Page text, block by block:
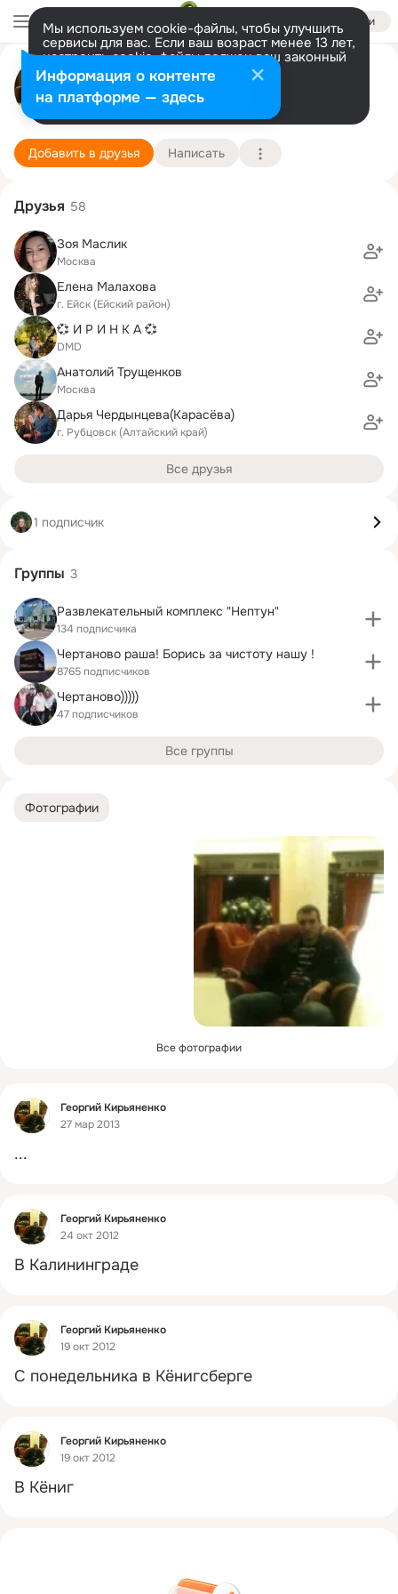
Войти
Мы используем cookie-файлы, чтобы улучшить
сервисы для вас. Если ваш возраст менее 13 лет,
настроить cookie-файлы должен ваш законный
представитель. Больше информации
Разрешить все Настроить
Георгий Кирьяненко
Москва
1 января (25 лет)
Московский приборостроительный техникум
Подробнее
Добавить в друзья Написать
Фотографии
Все фотографии
Фид
Георгий Кирьяненко
27 мар 2013
...
Фид
Георгий Кирьяненко
24 окт 2012
В Калининграде
Фид
Георгий Кирьяненко
19 окт 2012
С понедельника в Кёнигсберге
Фид
Георгий Кирьяненко
19 окт 2012
В Кёниг
Друзья 58
Зоя Маслик
Москва
Елена Малахова
г. Ейск (Ейский район)
💞 И Р И Н К А 💞
DMD
Анатолий Трущенков
Москва
Дарья Чердынцева(Карасёва)
г. Рубцовск (Алтайский край)
Все друзья
1 подписчик
Группы 3
Развлекательный комплекс "Нептун"
134 подписчика
Чертаново раша! Борись за чистоту нашу !
8765 подписчиков
Чертаново)))))
47 подписчиков
Все группы
Информация о контенте
на платформе — здесь